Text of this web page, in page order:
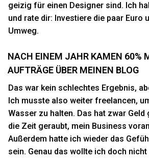
geizig für einen Designer sind. Ich
und rate dir: Investiere die paar Euro
Umweg.
NACH EINEM JAHR KAMEN 60%
AUFTRÄGE ÜBER MEINEN BLOG
Das war kein schlechtes Ergebnis,
Ich musste also weiter freelancen,
Wasser zu halten. Das hat zwar
die Zeit geraubt, mein Business
Außerdem hatte ich wieder das
sein. Genau das wollte ich doch nicht